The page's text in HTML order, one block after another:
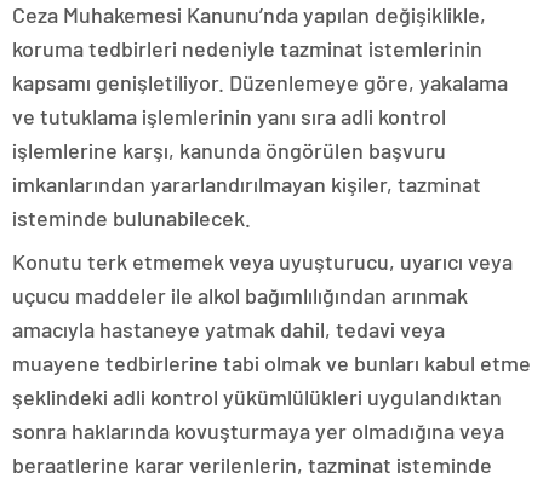
Ceza Muhakemesi Kanunu’nda yapılan değişiklikle,
koruma tedbirleri nedeniyle tazminat istemlerinin
kapsamı genişletiliyor. Düzenlemeye göre, yakalama
ve tutuklama işlemlerinin yanı sıra adli kontrol
işlemlerine karşı, kanunda öngörülen başvuru
imkanlarından yararlandırılmayan kişiler, tazminat
isteminde bulunabilecek.
Konutu terk etmemek veya uyuşturucu, uyarıcı veya
uçucu maddeler ile alkol bağımlılığından arınmak
amacıyla hastaneye yatmak dahil, tedavi veya
muayene tedbirlerine tabi olmak ve bunları kabul etme
şeklindeki adli kontrol yükümlülükleri uygulandıktan
sonra haklarında kovuşturmaya yer olmadığına veya
beraatlerine karar verilenlerin, tazminat isteminde